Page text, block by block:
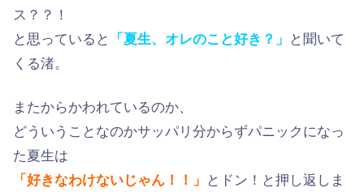
ス？？！
と思っていると
「夏生、オレのこと好き？」
と聞いて
くる渚。
またからかわれているのか、
どういうことなのかサッパリ分からずパニックになっ
た夏生は
「好きなわけないじゃん！！」
とドン！と押し返しま